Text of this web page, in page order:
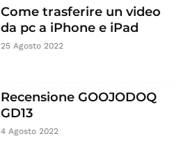
Come trasferire un video
da pc a iPhone e iPad
25 Agosto 2022
Recensione GOOJODOQ
GD13
4 Agosto 2022